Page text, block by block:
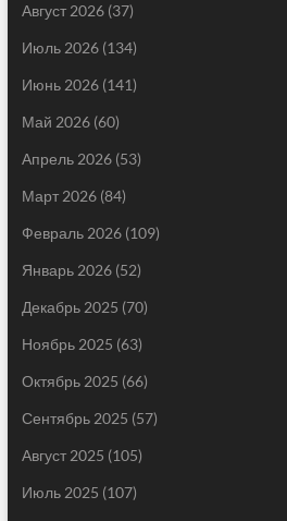
Август 2026(37)
Июль 2026(134)
Июнь 2026(141)
Май 2026(60)
Апрель 2026(53)
Март 2026(84)
Февраль 2026(109)
Январь 2026(52)
Декабрь 2025 (70)
Ноябрь 2025 (63)
Октябрь 2025 (66)
Сентябрь 2025 (57)
Август 2025 (105)
Июль 2025 (107)